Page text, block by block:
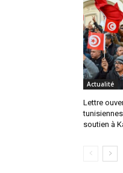
Actualité
Lettre
soutien à